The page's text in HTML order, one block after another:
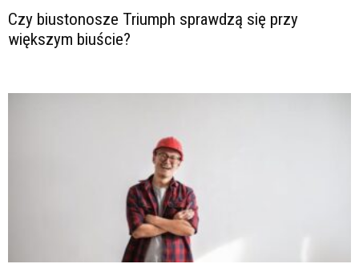
Czy biustonosze Triumph sprawdzą się przy
większym biuście?